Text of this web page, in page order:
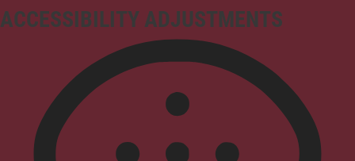
ACCESSIBILITY ADJUSTMENTS